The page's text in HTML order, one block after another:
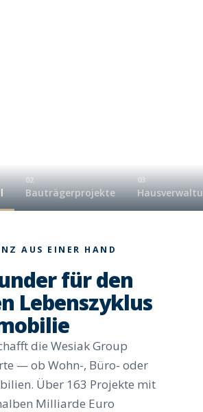
02
Bauträgerprojekte
03
AUS EINER HAND
für den
Lebenszyklus
die Wesiak Group
— ob Wohn-, Büro- oder
Über 163 Projekte mit
Milliarde Euro